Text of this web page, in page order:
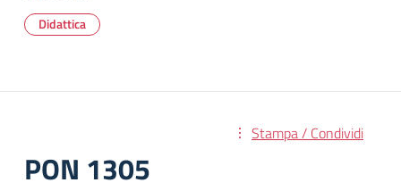
Didattica
Stampa / Condividi
PON 1305